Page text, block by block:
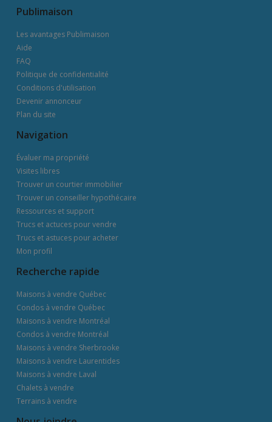
Publimaison
Les avantages Publimaison
Aide
FAQ
Politique de confidentialité
Conditions d'utilisation
Devenir annonceur
Plan du site
Navigation
Évaluer ma propriété
Visites libres
Trouver un courtier immobilier
Trouver un conseiller hypothécaire
Ressources et support
Trucs et actuces pour vendre
Trucs et astuces pour acheter
Mon profil
Recherche rapide
Maisons à vendre Québec
Condos à vendre Québec
Maisons à vendre Montréal
Condos à vendre Montréal
Maisons à vendre Sherbrooke
Maisons à vendre Laurentides
Maisons à vendre Laval
Chalets à vendre
Terrains à vendre